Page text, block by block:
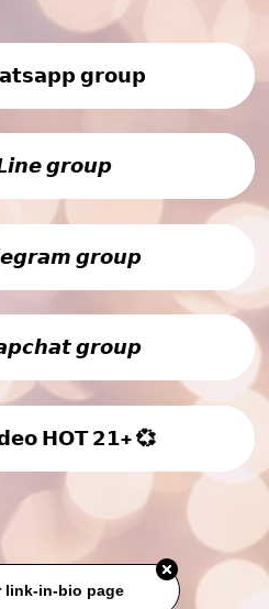
𝗴𝗿𝗼𝘂𝗽
𝙜𝙧𝙤𝙪𝙥
𝙜𝙧𝙤𝙪𝙥
𝙜𝙧𝙤𝙪𝙥
𝗛𝗢𝗧 𝟮𝟭+ 💞
link-in-bio page